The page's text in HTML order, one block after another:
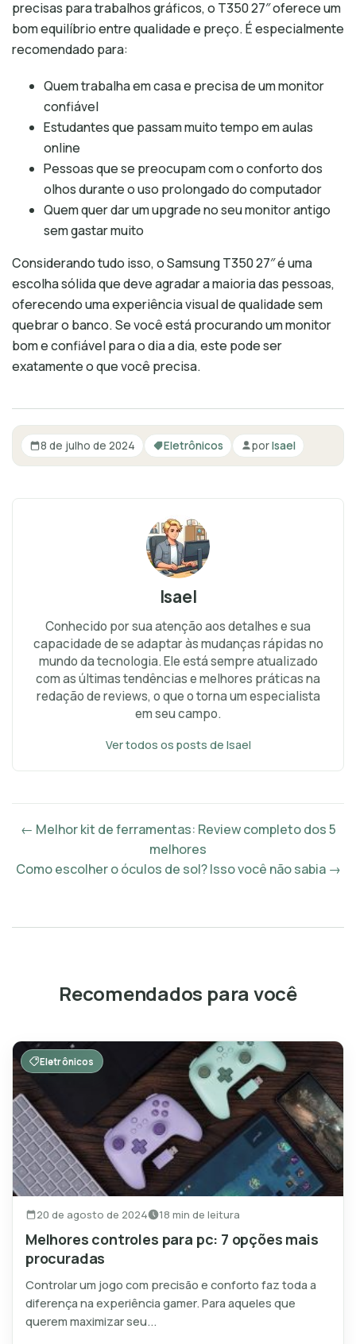
precisas para trabalhos gráficos, o T350 27″ oferece um
bom equilíbrio entre qualidade e preço. É especialmente
recomendado para:
Quem trabalha em casa e precisa de um monitor
confiável
Estudantes que passam muito tempo em aulas
online
Pessoas que se preocupam com o conforto dos
olhos durante o uso prolongado do computador
Quem quer dar um upgrade no seu monitor antigo
sem gastar muito
Considerando tudo isso, o Samsung T350 27″ é uma
escolha sólida que deve agradar a maioria das pessoas,
oferecendo uma experiência visual de qualidade sem
quebrar o banco. Se você está procurando um monitor
bom e confiável para o dia a dia, este pode ser
exatamente o que você precisa.
8 de julho de 2024 Eletrônicos porIsael
Isael
Conhecido por sua atenção aos detalhes e sua
capacidade de se adaptar às mudanças rápidas no
mundo da tecnologia. Ele está sempre atualizado
com as últimas tendências e melhores práticas na
redação de reviews, o que o torna um especialista
em seu campo.
Ver todos os posts de Isael
← Melhor kit de ferramentas: Review completo dos 5
melhores
Como escolher o óculos de sol? Isso você não sabia →
Recomendados para você
Eletrônicos
20 de agosto de 2024 18 min de leitura
Melhores controles para pc: 7 opções mais
procuradas
Controlar um jogo com precisão e conforto faz toda a
diferença na experiência gamer. Para aqueles que
querem maximizar seu...